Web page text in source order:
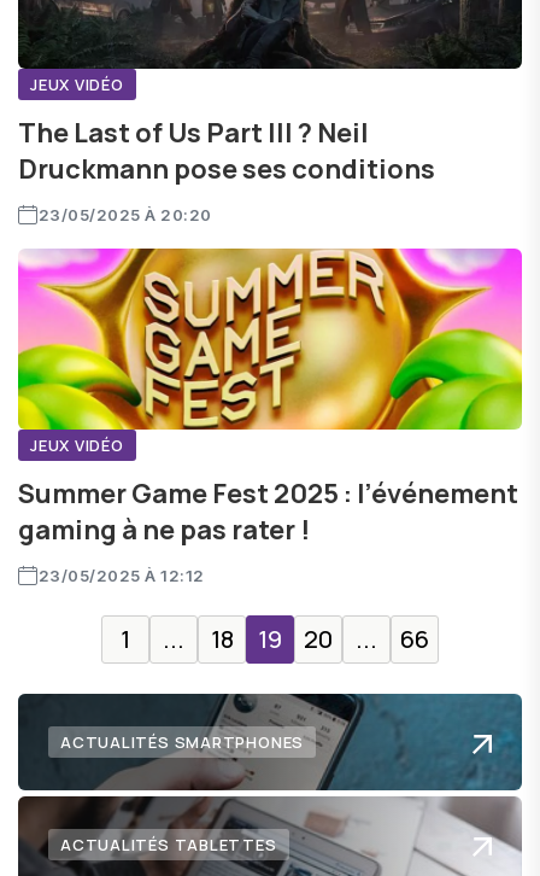
JEUX VIDÉO
The Last of Us Part III ? Neil
Druckmann pose ses conditions
23/05/2025 À 20:20
JEUX VIDÉO
Summer Game Fest 2025 : l’événement
gaming à ne pas rater !
23/05/2025 À 12:12
1 ... 18 19 20 ... 66
ACTUALITÉS SMARTPHONES
ACTUALITÉS TABLETTES